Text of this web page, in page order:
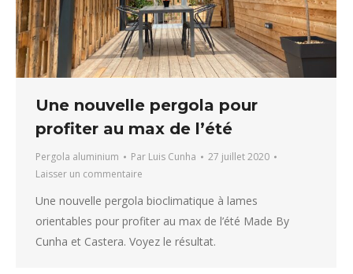
Une nouvelle pergola pour
profiter au max de l’été
Pergola aluminium Par Luis Cunha
27 juillet 2020
Laisser un commentaire
Une nouvelle pergola bioclimatique à lames
orientables pour profiter au max de l’été Made By
Cunha et Castera. Voyez le résultat.